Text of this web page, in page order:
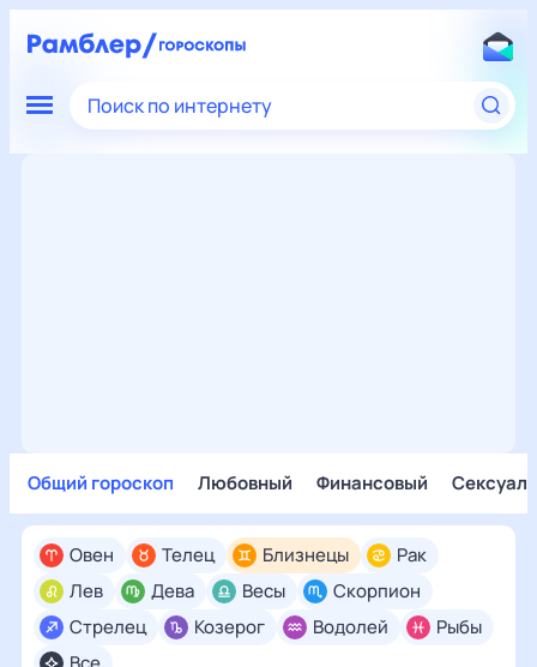
Поиск по интернету
Общий гороскоп Любовный Финансовый
Овен Телец Близнецы
Рак
Лев
Дева Весы
Скорпион
Стрелец
Козерог Водолей Рыбы